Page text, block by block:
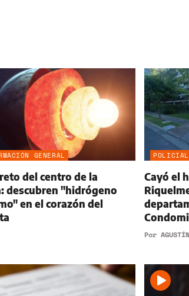
GENERAL
del centro de la
descubren "hidrógeno
en el corazón del
Cayó el
Por